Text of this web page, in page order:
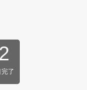
2
了